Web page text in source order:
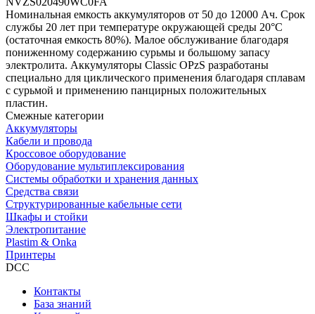
Номинальная емкость аккумуляторов от 50 до 12000 Aч. Срок
службы 20 лет при температуре окружающей среды 20°C
(остаточная емкость 80%). Малое обслуживание благодаря
пониженному содержанию сурьмы и большому запасу
электролита. Аккумуляторы Classic OPzS разработаны
специально для циклического применения благодаря сплавам
с сурьмой и применению панцирных положительных
пластин.
Смежные категории
Аккумуляторы
Кабели и провода
Кроссовое оборудование
Оборудование мультиплексирования
Системы обработки и хранения данных
Средства связи
Структурированные кабельные сети
Шкафы и стойки
Электропитание
Plastim & Onka
Принтеры
DCC
Контакты
База знаний